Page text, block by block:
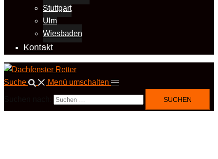
Stuttgart
Ulm
Wiesbaden
Kontakt
Suche Menü umschalten